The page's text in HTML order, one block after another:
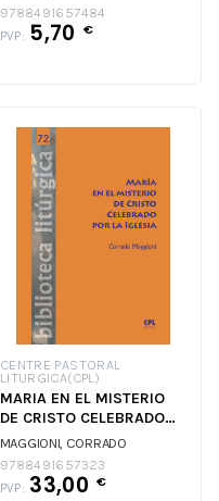
9788491657484
PVP: 5,70 €
CENTRE PASTORAL
LITURGICA(CPL)
MARIA EN EL MISTERIO
DE CRISTO CELEBRADO
POR LA IGLESIA
MAGGIONI, CORRADO
9788491657323
PVP: 33,00 €